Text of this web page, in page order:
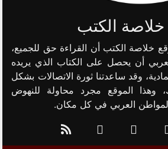
الكتب
خلاصة الكتب أن القراءة حق للجميع،
أن يحصل على الكتاب الذي يريده
وقد ساعدتنا ثورة الاتصالات بشكل
وهذا الموقع مجرد محاولة للنهوض
المواطن العربي في كل مكان.